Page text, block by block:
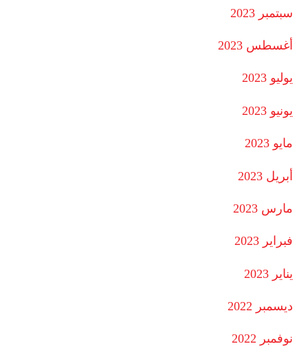
سبتمبر 2023
أغسطس 2023
يوليو 2023
يونيو 2023
مايو 2023
أبريل 2023
مارس 2023
فبراير 2023
يناير 2023
ديسمبر 2022
نوفمبر 2022